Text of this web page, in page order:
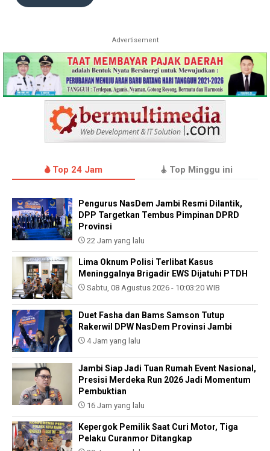
Advertisement
Top 24 Jam Top Minggu ini
Pengurus NasDem Jambi Resmi Dilantik,
DPP Targetkan Tembus Pimpinan DPRD
Provinsi
22 Jam yang lalu
Lima Oknum Polisi Terlibat Kasus
Meninggalnya Brigadir EWS Dijatuhi PTDH
Sabtu, 08 Agustus 2026 - 10:03:20 WIB
Duet Fasha dan Bams Samson Tutup
Rakerwil DPW NasDem Provinsi Jambi
4 Jam yang lalu
Jambi Siap Jadi Tuan Rumah Event Nasional,
Presisi Merdeka Run 2026 Jadi Momentum
Pembuktian
16 Jam yang lalu
Kepergok Pemilik Saat Curi Motor, Tiga
Pelaku Curanmor Ditangkap